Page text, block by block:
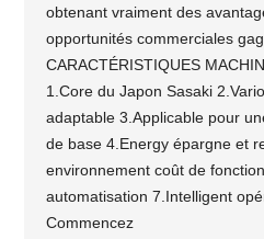
obtenant vraiment des
opportunités commerciales
CARACTÉRISTIQUES
1.Core du Japon Sasaki
adaptable 3.Applicable pour
de base 4.Energy épargne et
environnement coût de
automatisation 7.Intelligent
Commencez